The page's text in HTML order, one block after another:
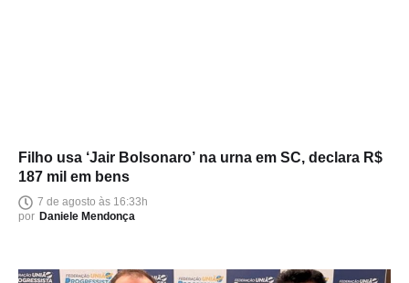
Filho usa ‘Jair Bolsonaro’ na urna em SC, declara R$
187 mil em bens
7 de agosto às 16:33h
por Daniele Mendonça